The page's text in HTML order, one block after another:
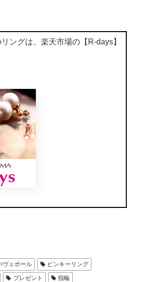
ングは、楽天市場の【R-days】
ヴェボール
ピンキーリング
プレゼント 指輪